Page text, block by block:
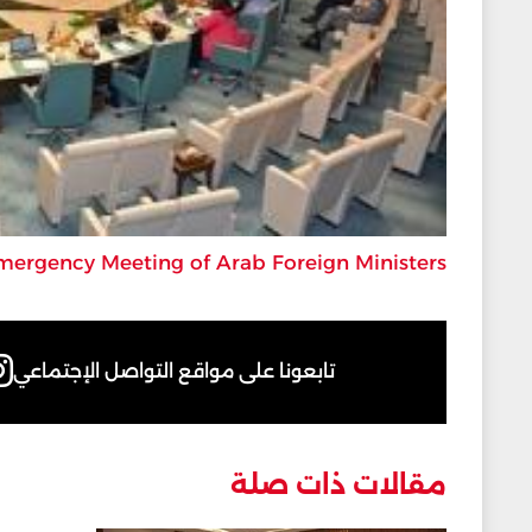
Meeting of Arab Foreign Ministers
تابعونا على مواقع التواصل الإجتماعي
مقالات ذات صلة